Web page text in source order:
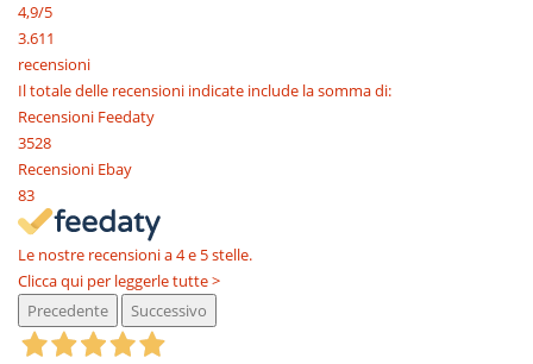
4,9/5
3.611
recensioni
Il totale delle recensioni indicate include la somma di:
Recensioni Feedaty
3528
Recensioni Ebay
83
Le nostre recensioni a 4 e 5 stelle.
Clicca qui per leggerle tutte >
Precedente
Successivo